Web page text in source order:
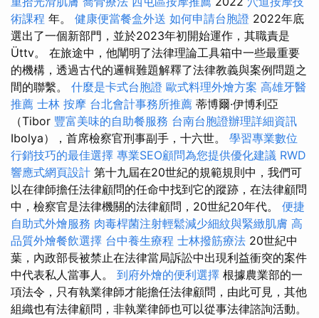
術課程 年。 健康便當餐盒外送 如何申請台胞證 2022年底
選出了一個新部門，並於2023年初開始運作，其職責是
Üttv。 在旅途中，他闡明了法律理論工具箱中一些最重要
的機構，透過古代的邏輯難題解釋了法律教義與案例問題之
間的聯繫。 什麼是卡式台胞證 歐式料理外燴方案 高雄牙醫
推薦 士林 按摩 台北會計事務所推薦 蒂博爾·伊博利亞
（Tibor 豐富美味的自助餐服務 台南台胞證辦理詳細資訊
Ibolya），首席檢察官刑事副手，十六世。 學習專業數位
行銷技巧的最佳選擇 專業SEO顧問為您提供優化建議 RWD
響應式網頁設計 第十九屆在20世紀的規範規則中，我們可
以在律師擔任法律顧問的任命中找到它的蹤跡，在法律顧問
中，檢察官是法律機關的法律顧問，20世紀20年代。 便捷
自助式外燴服務 肉毒桿菌注射輕鬆減少細紋與緊緻肌膚 高
品質外燴餐飲選擇 台中養生療程 士林撥筋療法 20世紀中
葉，內政部長被禁止在法律當局訴訟中出現利益衝突的案件
中代表私人當事人。 到府外燴的便利選擇 根據農業部的一
項法令，只有執業律師才能擔任法律顧問，由此可見，其他
組織也有法律顧問，非執業律師也可以從事法律諮詢活動。